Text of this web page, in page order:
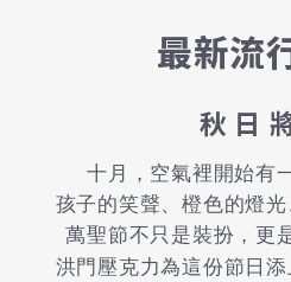
最新流
秋 日
十月，空氣裡開始有
孩子的笑聲、橙色的燈
萬聖節不只是裝扮，更
洪門壓克力為這份節日